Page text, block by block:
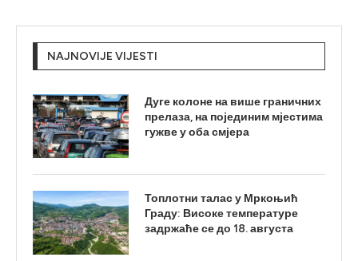
NAJNOVIJE VIJESTI
Дуге колоне на више граничних
прелаза, на појединим мјестима
гужве у оба смјера
Топлотни талас у Мркоњић
Граду: Високе температуре
задржаће се до 18. августа